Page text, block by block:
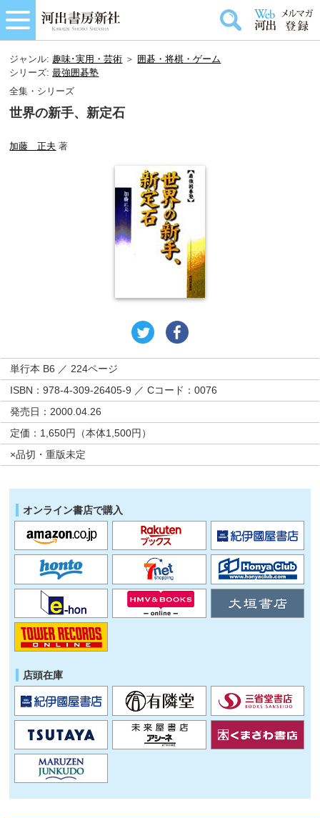
ジャンル: 趣味･実用・芸術 ＞ 囲碁・将棋・ゲーム
シリーズ:最強囲碁塾
全集・シリーズ
世界の新手、新定石
加藤 正夫 著
単行本 B6 ／ 224ページ
ISBN：978-4-309-26405-9 ／ Cコード：0076
発売日：2000.04.26
定価：1,650円（本体1,500円）
×品切・重版未定
オンライン書店で購入
店頭在庫